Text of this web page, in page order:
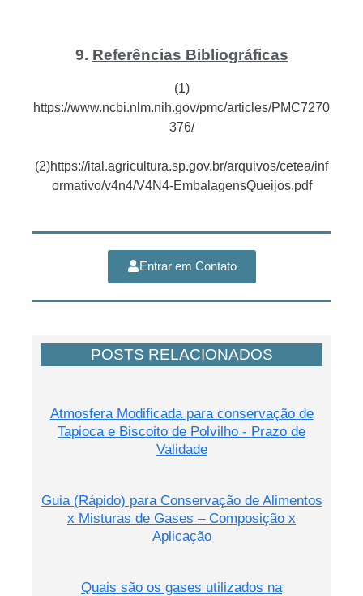
9. Referências Bibliográficas
(1)
https://www.ncbi.nlm.nih.gov/pmc/articles/PMC7270
376/
(2)https://ital.agricultura.sp.gov.br/arquivos/cetea/inf
ormativo/v4n4/V4N4-EmbalagensQueijos.pdf
Entrar em Contato
POSTS RELACIONADOS
Atmosfera Modificada para conservação de
Tapioca e Biscoito de Polvilho - Prazo de
Validade
Guia (Rápido) para Conservação de Alimentos
x Misturas de Gases – Composição x
Aplicação
Quais são os gases utilizados na